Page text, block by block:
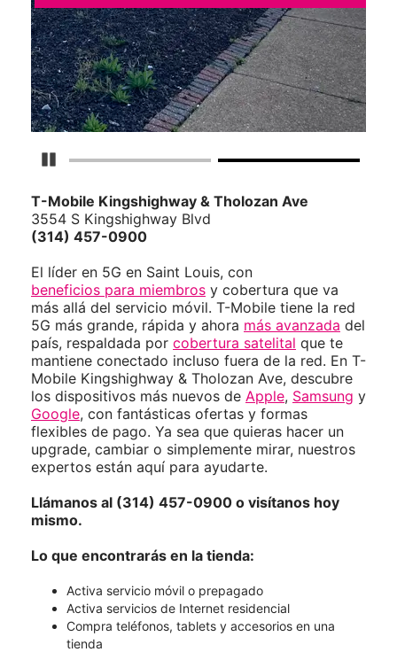
Detener carrusel
T-Mobile Kingshighway & Tholozan Ave
3554 S Kingshighway Blvd
(314) 457-0900
El líder en 5G en Saint Louis, con
beneficios para miembros y cobertura que va
más allá del servicio móvil. T-Mobile tiene la red
5G más grande, rápida y ahora más avanzada del
país, respaldada por cobertura satelital que te
mantiene conectado incluso fuera de la red. En T-
Mobile Kingshighway & Tholozan Ave, descubre
los dispositivos más nuevos de Apple, Samsung y
Google, con fantásticas ofertas y formas
flexibles de pago. Ya sea que quieras hacer un
upgrade, cambiar o simplemente mirar, nuestros
expertos están aquí para ayudarte.
Llámanos al (314) 457-0900 o visítanos hoy
mismo.
Lo que encontrarás en la tienda:
Activa servicio móvil o prepagado
Activa servicios de Internet residencial
Compra teléfonos, tablets y accesorios en una
tienda